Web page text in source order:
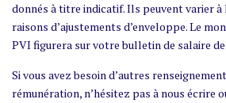
donnés à titre indicatif. Ils peuvent varier à
raisons d’ajustements d’enveloppe. Le
PVI figurera sur votre bulletin de salaire de
Si vous avez besoin d’autres
rémunération, n’hésitez pas à nous écrire